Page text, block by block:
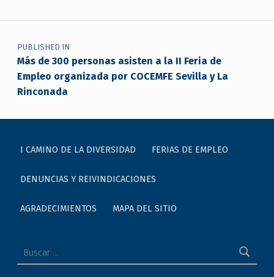
Navegación de entradas
PUBLISHED IN
Más de 300 personas asisten a la II Feria de
Empleo organizada por COCEMFE Sevilla y La
Rinconada
I CAMINO DE LA DIVERSIDAD FERIAS DE EMPLEO
DENUNCIAS Y REIVINDICACIONES
AGRADECIMIENTOS MAPA DEL SITIO